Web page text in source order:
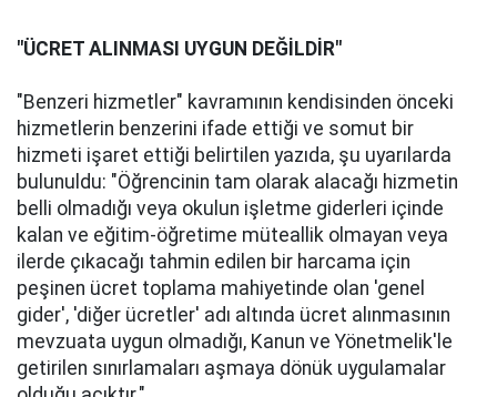
"ÜCRET ALINMASI UYGUN DEĞİLDİR"
"Benzeri hizmetler" kavramının kendisinden önceki
hizmetlerin benzerini ifade ettiği ve somut bir
hizmeti işaret ettiği belirtilen yazıda, şu uyarılarda
bulunuldu: "Öğrencinin tam olarak alacağı hizmetin
belli olmadığı veya okulun işletme giderleri içinde
kalan ve eğitim-öğretime müteallik olmayan veya
ilerde çıkacağı tahmin edilen bir harcama için
peşinen ücret toplama mahiyetinde olan 'genel
gider', 'diğer ücretler' adı altında ücret alınmasının
mevzuata uygun olmadığı, Kanun ve Yönetmelik'le
getirilen sınırlamaları aşmaya dönük uygulamalar